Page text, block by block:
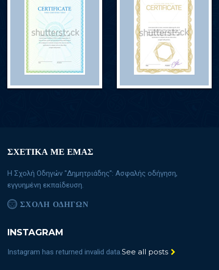
ΣΧΕΤΙΚΑ ΜΕ ΕΜΑΣ
Η Σχολή Οδηγών "Δημητριάδης": Ασφαλής οδήγηση,
εγγυημένη εκπαίδευση.
ΣΧΟΛΗ ΟΔΗΓΩΝ
INSTAGRAM
Instagram has returned invalid data.See all posts